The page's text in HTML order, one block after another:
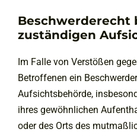
Beschwerde­recht
zuständigen
Im Falle von Verstößen
Betroffenen ein
Aufsichtsbehörde,
ihres gewöhnlichen
oder des Orts des